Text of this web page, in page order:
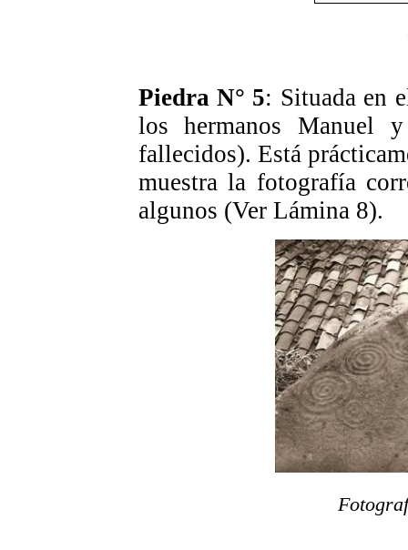
Piedra N° 5: Situada en
los hermanos Manuel
fallecidos). Está
muestra la fotografía
algunos (Ver Lámina 8).